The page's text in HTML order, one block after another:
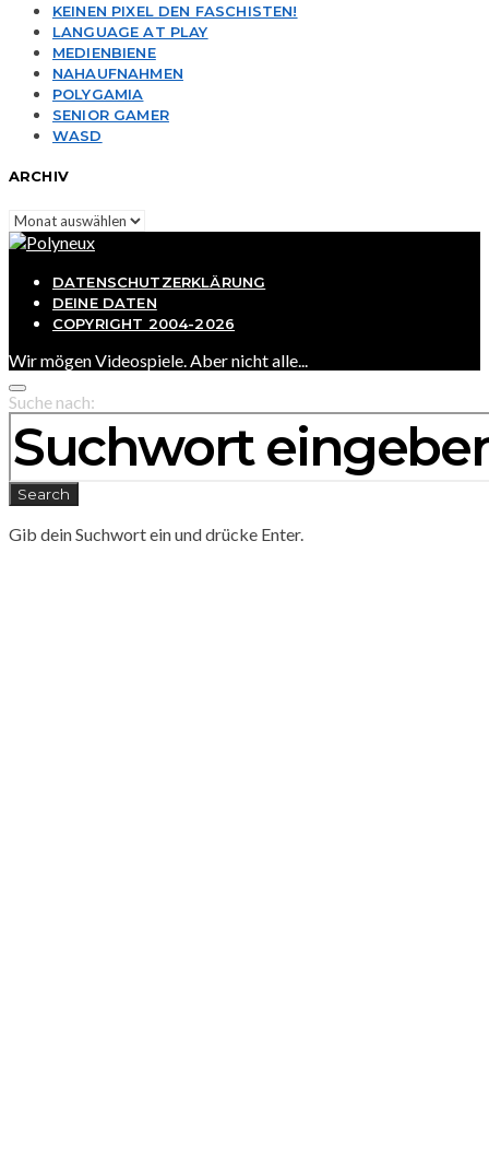
KEINEN PIXEL DEN FASCHISTEN!
LANGUAGE AT PLAY
MEDIENBIENE
NAHAUFNAHMEN
POLYGAMIA
SENIOR GAMER
WASD
ARCHIV
Archiv
DATENSCHUTZERKLÄRUNG
DEINE DATEN
COPYRIGHT 2004-2026
Wir mögen Videospiele. Aber nicht alle...
Suche nach:
Search
Gib dein Suchwort ein und drücke Enter.